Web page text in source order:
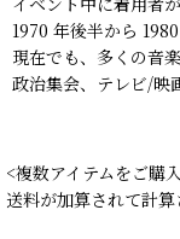
1970 年後半から
現在でも、多くの音
政治集会、テレビ/映
<複数アイテムをご購
送料が加算されて計算